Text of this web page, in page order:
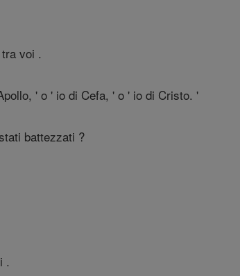
voi .
' o ' io di Cefa, ' o ' io di Cristo. '
battezzati ?
.